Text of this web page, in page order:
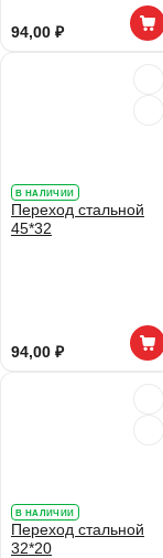
94,00 ₽
В НАЛИЧИИ
Переход стальной
45*32
94,00 ₽
В НАЛИЧИИ
Переход стальной
32*20